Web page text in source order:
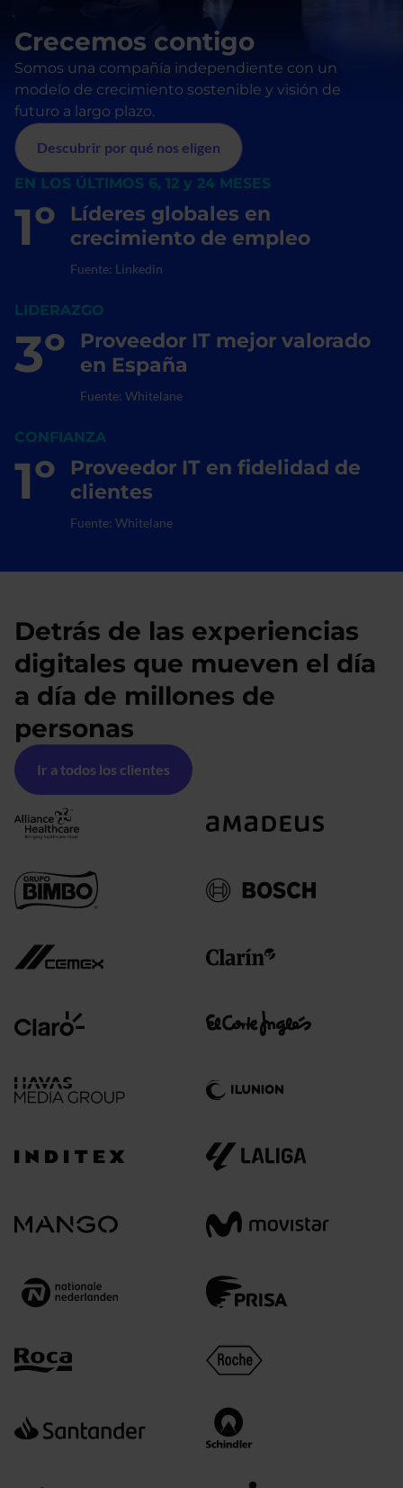
Crecemos contigo
Somos una compañía independiente con un
modelo de crecimiento sostenible y visión de
futuro a largo plazo.
Descubrir por qué nos eligen
EN LOS ÚLTIMOS 6, 12 y 24 MESES
1º
Líderes globales en
crecimiento de empleo
Fuente: Linkedin
LIDERAZGO
3º
Proveedor IT mejor valorado
en España​
Fuente: Whitelane​
CONFIANZA
1º
Proveedor IT en fidelidad de
clientes​
Fuente: Whitelane​
Detrás de las experiencias
digitales que mueven el día
a día de millones de
personas
Ir a todos los clientes